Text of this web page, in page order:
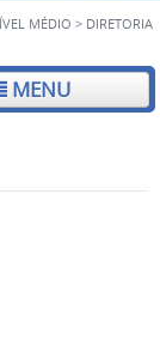
MÉDIO > DIRETORIA
MENU